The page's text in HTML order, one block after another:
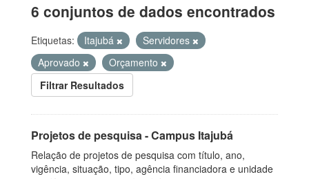
6 conjuntos de dados encontrados
Etiquetas: Itajubá
Servidores
Aprovado
Orçamento
Filtrar Resultados
Projetos de pesquisa - Campus Itajubá
Relação de projetos de pesquisa com título, ano,
vigência, situação, tipo, agência financiadora e unidade